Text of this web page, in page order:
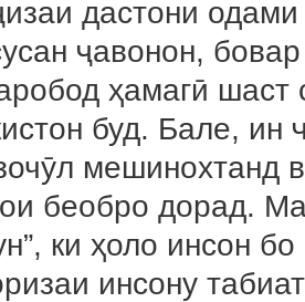
дастони
ҷавонон,
ҳамагӣ шаст
буд. Бале, ин
мешинохтанд
беобро дорад.
ки ҳоло инсон
инсону